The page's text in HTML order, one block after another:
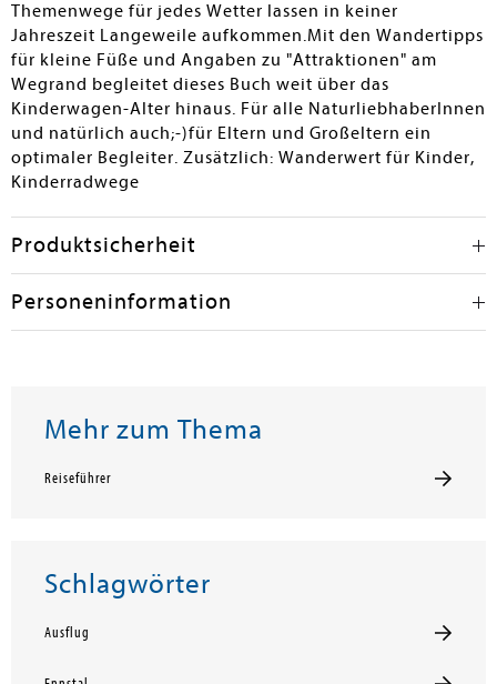
Themenwege für jedes Wetter lassen in keiner
Jahreszeit Langeweile aufkommen.Mit den Wandertipps
für kleine Füße und Angaben zu "Attraktionen" am
Wegrand begleitet dieses Buch weit über das
Kinderwagen-Alter hinaus. Für alle NaturliebhaberInnen
und natürlich auch;-)für Eltern und Großeltern ein
optimaler Begleiter. Zusätzlich: Wanderwert für Kinder,
Kinderradwege
Produktsicherheit
Personeninformation
Mehr zum Thema
Reiseführer
Schlagwörter
Ausflug